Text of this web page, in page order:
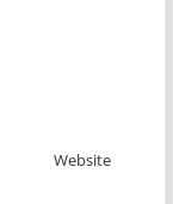
Website